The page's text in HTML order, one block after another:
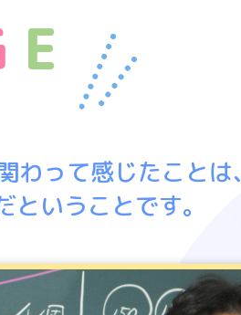
E
って感じたことは、
いうことです。